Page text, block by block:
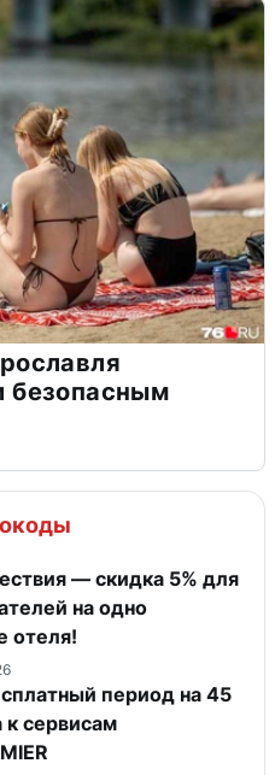
безопасным
— скидка 5% для
на одно
отеля!
период на 45
к сервисам